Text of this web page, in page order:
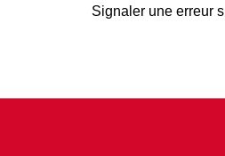
Signaler une erreur